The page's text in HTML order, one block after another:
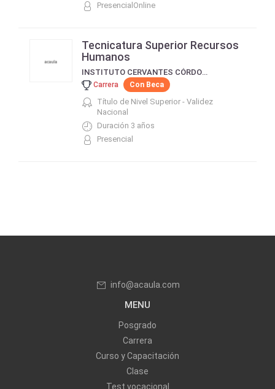
PresencialOnline
Tecnicatura Superior Recursos
Humanos
INSTITUTO CERVANTES CÓRDOBA
Carrera Con Beca
Título de Nivel Superior - Validez
Nacional
Duración 3 años
Presencial
info@acaula.com
MENU
Posgrado
Carrera
Curso y Capacitación
Clase
Test vocacional